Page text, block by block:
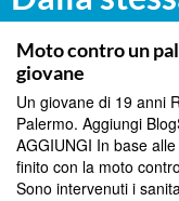
PALERMO
Moto contro un
giovane
Un giovane di 19 anni
Palermo. Aggiungi
AGGIUNGI In base
finito con la moto
Sono intervenuti i